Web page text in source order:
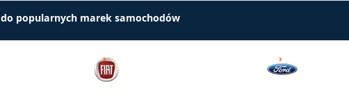
popularnych marek samochodów